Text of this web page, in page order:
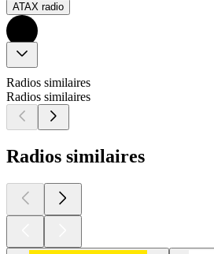
ATAX radio
Radios similaires
Radios similaires
Radios similaires